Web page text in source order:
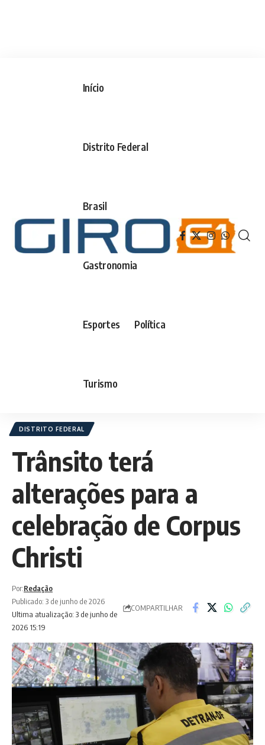
Início
Distrito Federal
Brasil
Gastronomia
Esportes Política
Turismo
DISTRITO FEDERAL
Trânsito terá
alterações para a
celebração de Corpus
Christi
Ultima atualização: 3 de junho de
2026 15:19
Por:Redação
Publicado: 3 de junho de 2026
COMPARTILHAR